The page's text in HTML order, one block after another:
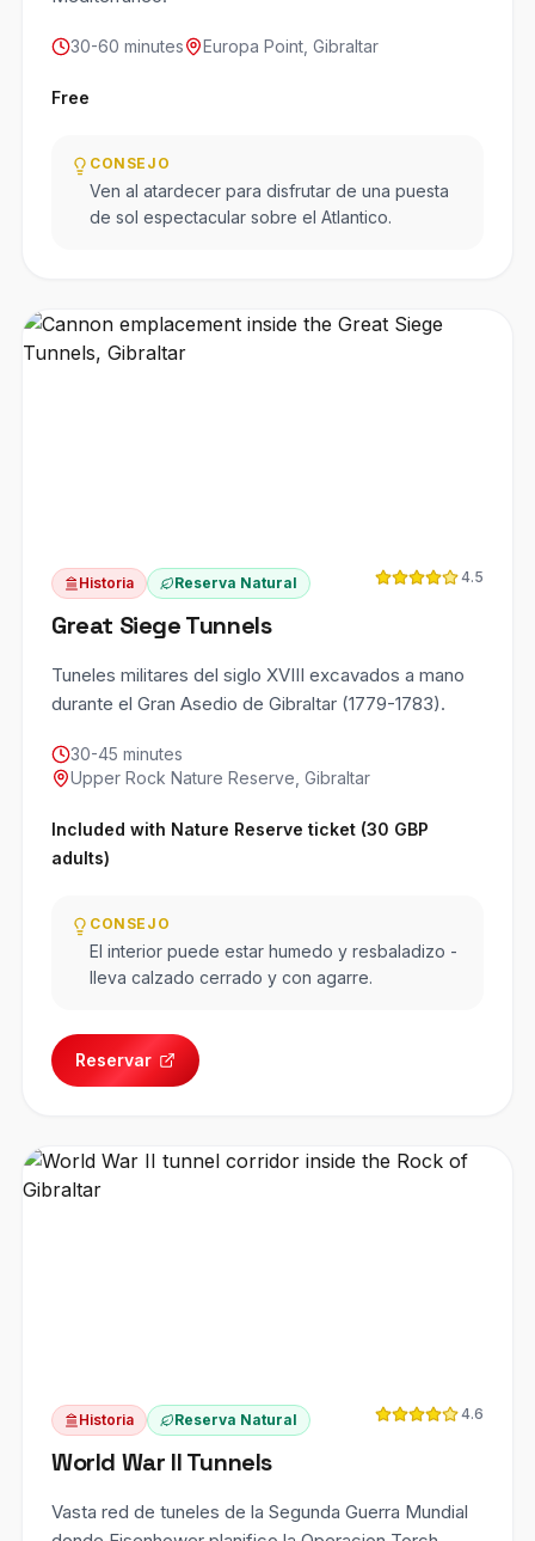
30-60 minutes Europa Point, Gibraltar
Free
CONSEJO
Ven al atardecer para disfrutar de una puesta
de sol espectacular sobre el Atlantico.
Historia Reserva Natural
Great Siege Tunnels
4.5
Tuneles militares del siglo XVIII excavados a mano
durante el Gran Asedio de Gibraltar (1779-1783).
30-45 minutes
Upper Rock Nature Reserve, Gibraltar
Included with Nature Reserve ticket (30 GBP
adults)
CONSEJO
El interior puede estar humedo y resbaladizo -
lleva calzado cerrado y con agarre.
Reservar
Historia Reserva Natural
World War II Tunnels
4.6
Vasta red de tuneles de la Segunda Guerra Mundial